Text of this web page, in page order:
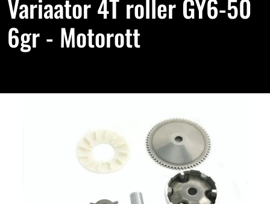
Variaator 4T roller GY6-50
6gr - Motorott